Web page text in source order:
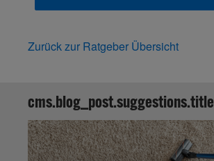
Zurück zur Ratgeber Übersicht
cms.blog_post.suggestions.title